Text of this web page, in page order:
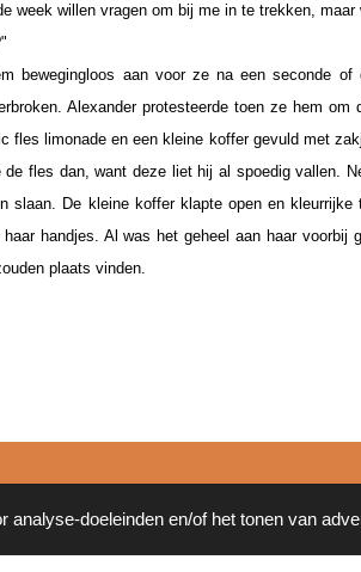
analyse-doeleinden en/of het tonen van
week willen vragen om bij me in te trekken,
bewegingloos aan voor ze na een seconde
Alexander protesteerde toen ze hem
fles limonade en een kleine koffer gevuld met
de fles dan, want deze liet hij al spoedig vallen.
slaan. De kleine koffer klapte open en
handjes. Al was het geheel aan haar voorbij
plaats vinden.